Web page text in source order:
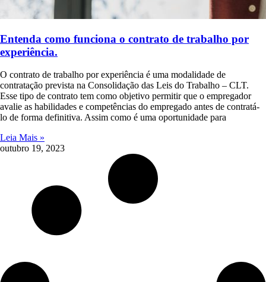
Entenda como funciona o contrato de trabalho por
experiência.
O contrato de trabalho por experiência é uma modalidade de
contratação prevista na Consolidação das Leis do Trabalho – CLT.
Esse tipo de contrato tem como objetivo permitir que o empregador
avalie as habilidades e competências do empregado antes de contratá-
lo de forma definitiva. Assim como é uma oportunidade para
Leia Mais »
outubro 19, 2023